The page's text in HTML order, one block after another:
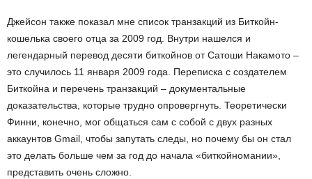
Джейсон также показал мне список транзакций из Биткойн-
кошелька своего отца за 2009 год. Внутри нашелся и
легендарный перевод десяти биткойнов от Сатоши Накамото –
это случилось 11 января 2009 года. Переписка с создателем
Биткойна и перечень транзакций – документальные
доказательства, которые трудно опровергнуть. Теоретически
Финни, конечно, мог общаться сам с собой с двух разных
аккаунтов Gmail, чтобы запутать следы, но почему бы он стал
это делать больше чем за год до начала «биткойномании»,
представить очень сложно.